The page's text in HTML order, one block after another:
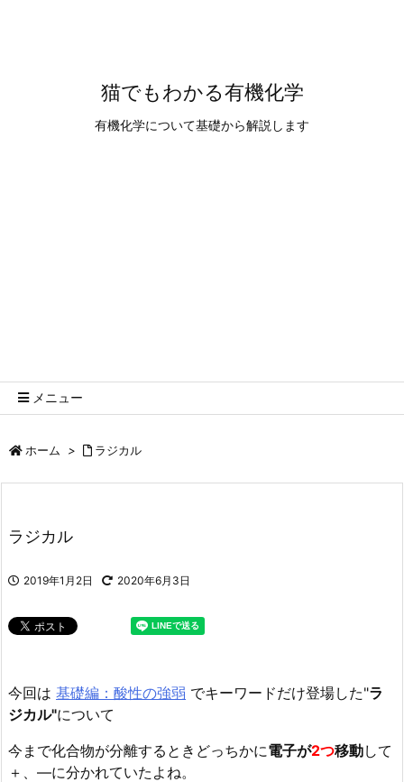
猫でもわかる有機化学
有機化学について基礎から解説します
メニュー
ホーム > ラジカル
ラジカル
2019年1月2日 2020年6月3日
今回は 基礎編：酸性の強弱 でキーワードだけ登場した"ラ
ジカル"について
今まで化合物が分離するときどっちかに電子が2つ移動して
＋、―に分かれていたよね。